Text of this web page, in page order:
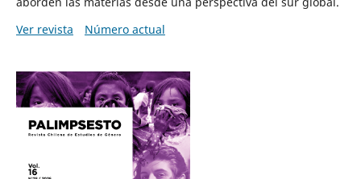
Ver revista
Número actual